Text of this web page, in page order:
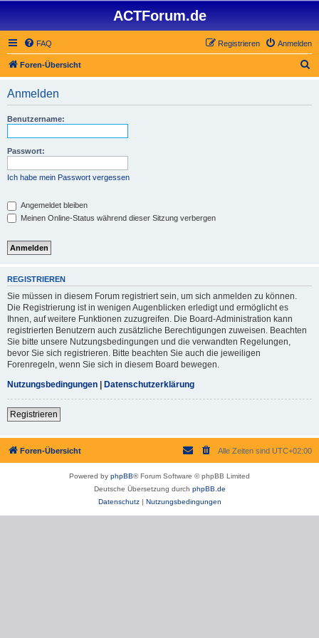
ACTForum.de
FAQ Anmelden
Registrieren
Foren-Übersicht
Anmelden
Benutzername:
Passwort:
Ich habe mein Passwort vergessen
Angemeldet bleiben
Meinen Online-Status während dieser Sitzung verbergen
REGISTRIEREN
Sie müssen in diesem Forum registriert sein, um sich anmelden zu können.
Die Registrierung ist in wenigen Augenblicken erledigt und ermöglicht es
Ihnen, auf weitere Funktionen zuzugreifen. Die Board-Administration kann
registrierten Benutzern auch zusätzliche Berechtigungen zuweisen. Beachten
Sie bitte unsere Nutzungsbedingungen und die verwandten Regelungen,
bevor Sie sich registrieren. Bitte beachten Sie auch die jeweiligen
Forenregeln, wenn Sie sich in diesem Board bewegen.
Nutzungsbedingungen | Datenschutzerklärung
Registrieren
Foren-Übersicht Alle Zeiten sind UTC+02:00
Powered by phpBB® Forum Software © phpBB Limited
Deutsche Übersetzung durch phpBB.de
Datenschutz| Nutzungsbedingungen